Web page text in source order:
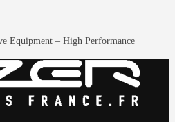
Equipment – High Performance